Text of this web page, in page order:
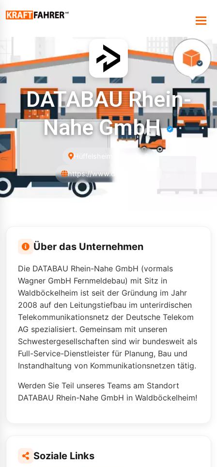
DATABAU Rhein-
Nahe GmbH
Hüffelsheimer Straße 8
https://www.databau.com/
Über das Unternehmen
Die DATABAU Rhein-Nahe GmbH (vormals
Wagner GmbH Fernmeldebau) mit Sitz in
Waldböckelheim ist seit der Gründung im Jahr
2008 auf den Leitungs­tiefbau im unterirdischen
Telekommunikationsnetz der Deutsche Telekom
AG spezialisiert. Gemeinsam mit unseren
Schwestergesellschaften sind wir bundesweit als
Full-Service-Dienstleister für Planung, Bau und
Instand­haltung von Kommunikationsnetzen tätig.
Werden Sie Teil unseres Teams am Standort
DATABAU Rhein-Nahe GmbH in Waldböckelheim!
Soziale Links